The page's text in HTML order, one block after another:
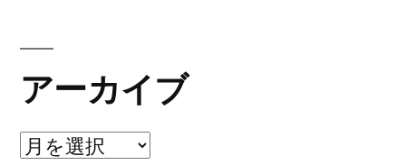
アーカイブ
ア